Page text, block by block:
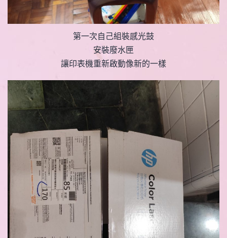
第一次自己組裝感光鼓
安裝廢水匣
讓印表機重新啟動像新的一樣